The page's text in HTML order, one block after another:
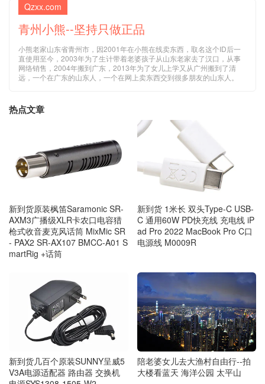
Qzxx.com
青州小熊--坚持只做正品
小熊老家山东省青州市，因2001年在小熊在线卖东西，取名这个ID后一
直使用至今，2003年为了生计带着老婆孩子从山东老家去了汉口，从事
网络销售，2004年搬到广东，2013年为了女儿上学又从广州搬到了清
远，一个在广东的山东人，一个在网上卖东西交到很多朋友的山东人。
热点文章
新到货原装枫笛Saramonic SR-
AXM3广播级XLR卡农口电容猎
枪式收音麦克风话筒 MixMic SR
- PAX2 SR-AX107 BMCC-A01 S
martRig +话筒
新到货 1米长 双头Type-C USB-
C 通用60W PD快充线 充电线 iP
ad Pro 2022 MacBook Pro C口
电源线 M0009R
新到货几百个原装SUNNY呈威5
V3A电源适配器 路由器 交换机
陪老婆女儿去大渔村自由行--拍
大楼看蓝天 海洋公园 太平山